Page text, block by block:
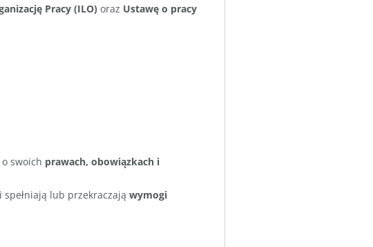
Pracy (ILO) oraz Ustawę o pracy
swoich prawach, obowiązkach i
i spełniają lub przekraczają wymogi